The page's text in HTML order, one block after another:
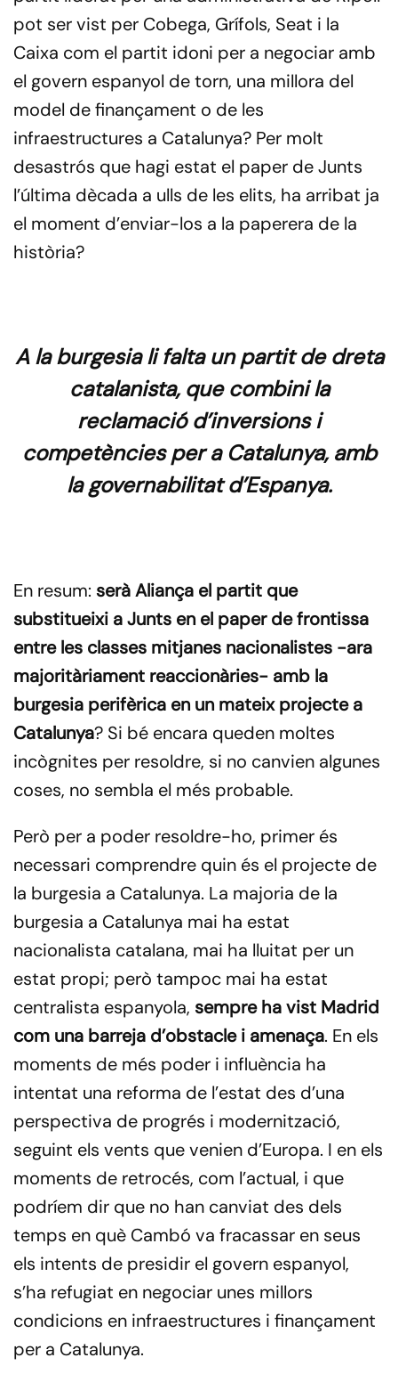
pot ser vist per Cobega, Grífols, Seat i la
Caixa com el partit idoni per a negociar amb
el govern espanyol de torn, una millora del
model de finançament o de les
infraestructures a Catalunya? Per molt
desastrós que hagi estat el paper de Junts
l’última dècada a ulls de les elits, ha arribat ja
el moment d’enviar-los a la paperera de la
història?
A la burgesia li falta un partit de dreta
catalanista, que combini la
reclamació d’inversions i
competències per a Catalunya, amb
la governabilitat d’Espanya.
En resum: serà Aliança el partit que
substitueixi a Junts en el paper de frontissa
entre les classes mitjanes nacionalistes -ara
majoritàriament reaccionàries- amb la
burgesia perifèrica en un mateix projecte a
Catalunya? Si bé encara queden moltes
incògnites per resoldre, si no canvien algunes
coses, no sembla el més probable.
Però per a poder resoldre-ho, primer és
necessari comprendre quin és el projecte de
la burgesia a Catalunya. La majoria de la
burgesia a Catalunya mai ha estat
nacionalista catalana, mai ha lluitat per un
estat propi; però tampoc mai ha estat
centralista espanyola, sempre ha vist Madrid
com una barreja d’obstacle i amenaça. En els
moments de més poder i influència ha
intentat una reforma de l’estat des d’una
perspectiva de progrés i modernització,
seguint els vents que venien d’Europa. I en els
moments de retrocés, com l’actual, i que
podríem dir que no han canviat des dels
temps en què Cambó va fracassar en seus
els intents de presidir el govern espanyol,
s’ha refugiat en negociar unes millors
condicions en infraestructures i finançament
per a Catalunya.